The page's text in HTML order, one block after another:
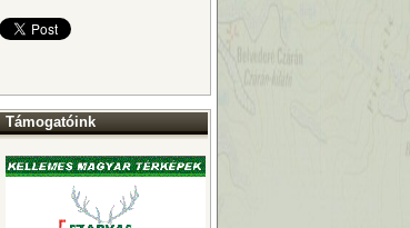
Támogatóink